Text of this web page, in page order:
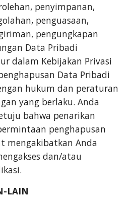
penyimpanan,
penguasaan,
pengungkapan
Data Pribadi
dalam Kebijakan Privasi
Data Pribadi
hukum dan peraturan
yang berlaku. Anda
bahwa penarikan
penghapusan
mengakibatkan Anda
dan/atau
LAIN